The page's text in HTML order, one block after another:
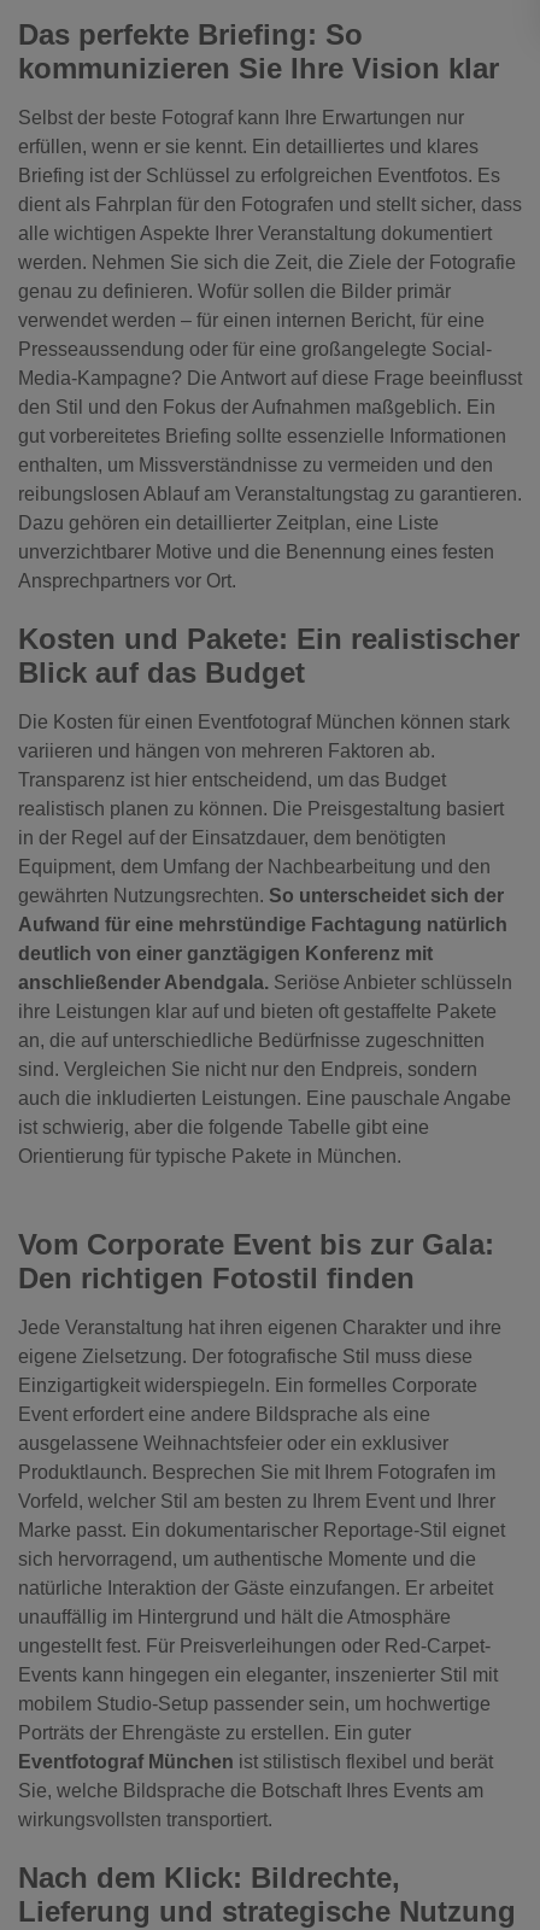
Das perfekte Briefing: So
kommunizieren Sie Ihre Vision klar
Selbst der beste Fotograf kann Ihre Erwartungen nur
erfüllen, wenn er sie kennt. Ein detailliertes und klares
Briefing ist der Schlüssel zu erfolgreichen Eventfotos. Es
dient als Fahrplan für den Fotografen und stellt sicher, dass
alle wichtigen Aspekte Ihrer Veranstaltung dokumentiert
werden. Nehmen Sie sich die Zeit, die Ziele der Fotografie
genau zu definieren. Wofür sollen die Bilder primär
verwendet werden – für einen internen Bericht, für eine
Presseaussendung oder für eine großangelegte Social-
Media-Kampagne? Die Antwort auf diese Frage beeinflusst
den Stil und den Fokus der Aufnahmen maßgeblich. Ein
gut vorbereitetes Briefing sollte essenzielle Informationen
enthalten, um Missverständnisse zu vermeiden und den
reibungslosen Ablauf am Veranstaltungstag zu garantieren.
Dazu gehören ein detaillierter Zeitplan, eine Liste
unverzichtbarer Motive und die Benennung eines festen
Ansprechpartners vor Ort.
Kosten und Pakete: Ein realistischer
Blick auf das Budget
Die Kosten für einen Eventfotograf München können stark
variieren und hängen von mehreren Faktoren ab.
Transparenz ist hier entscheidend, um das Budget
realistisch planen zu können. Die Preisgestaltung basiert
in der Regel auf der Einsatzdauer, dem benötigten
Equipment, dem Umfang der Nachbearbeitung und den
gewährten Nutzungsrechten. So unterscheidet sich der
Aufwand für eine mehrstündige Fachtagung natürlich
deutlich von einer ganztägigen Konferenz mit
anschließender Abendgala. Seriöse Anbieter schlüsseln
ihre Leistungen klar auf und bieten oft gestaffelte Pakete
an, die auf unterschiedliche Bedürfnisse zugeschnitten
sind. Vergleichen Sie nicht nur den Endpreis, sondern
auch die inkludierten Leistungen. Eine pauschale Angabe
ist schwierig, aber die folgende Tabelle gibt eine
Orientierung für typische Pakete in München.
Vom Corporate Event bis zur Gala:
Den richtigen Fotostil finden
Jede Veranstaltung hat ihren eigenen Charakter und ihre
eigene Zielsetzung. Der fotografische Stil muss diese
Einzigartigkeit widerspiegeln. Ein formelles Corporate
Event erfordert eine andere Bildsprache als eine
ausgelassene Weihnachtsfeier oder ein exklusiver
Produktlaunch. Besprechen Sie mit Ihrem Fotografen im
Vorfeld, welcher Stil am besten zu Ihrem Event und Ihrer
Marke passt. Ein dokumentarischer Reportage-Stil eignet
sich hervorragend, um authentische Momente und die
natürliche Interaktion der Gäste einzufangen. Er arbeitet
unauffällig im Hintergrund und hält die Atmosphäre
ungestellt fest. Für Preisverleihungen oder Red-Carpet-
Events kann hingegen ein eleganter, inszenierter Stil mit
mobilem Studio-Setup passender sein, um hochwertige
Porträts der Ehrengäste zu erstellen. Ein guter
Eventfotograf München ist stilistisch flexibel und berät
Sie, welche Bildsprache die Botschaft Ihres Events am
wirkungsvollsten transportiert.
Nach dem Klick: Bildrechte,
Lieferung und strategische Nutzung